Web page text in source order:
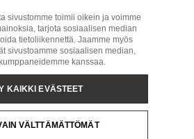
Youtube
Metsä Fibre
Metsä Spring
Metsä Wood
sivustomme toimii oikein ja voimme
tarjota sosiaalisen median
tietoliikennettä. Jaamme myös
sivustoamme sosiaalisen median,
kanssaa.
VÄLTTÄMÄTTÖMÄT
KAIKKI EVÄSTEET